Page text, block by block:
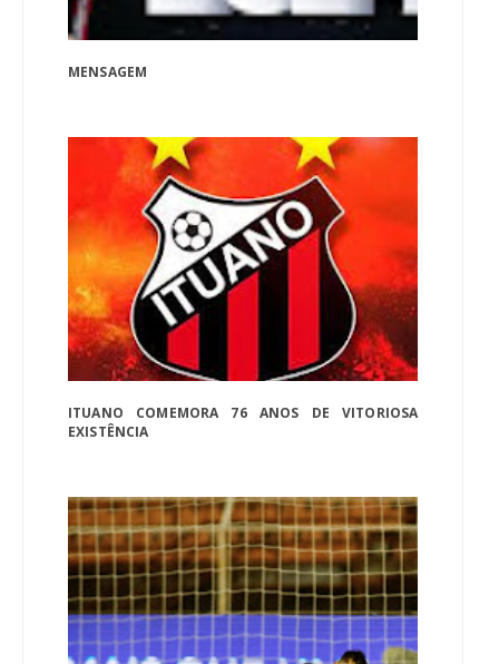
MENSAGEM
ITUANO COMEMORA 76 ANOS DE VITORIOSA
EXISTÊNCIA